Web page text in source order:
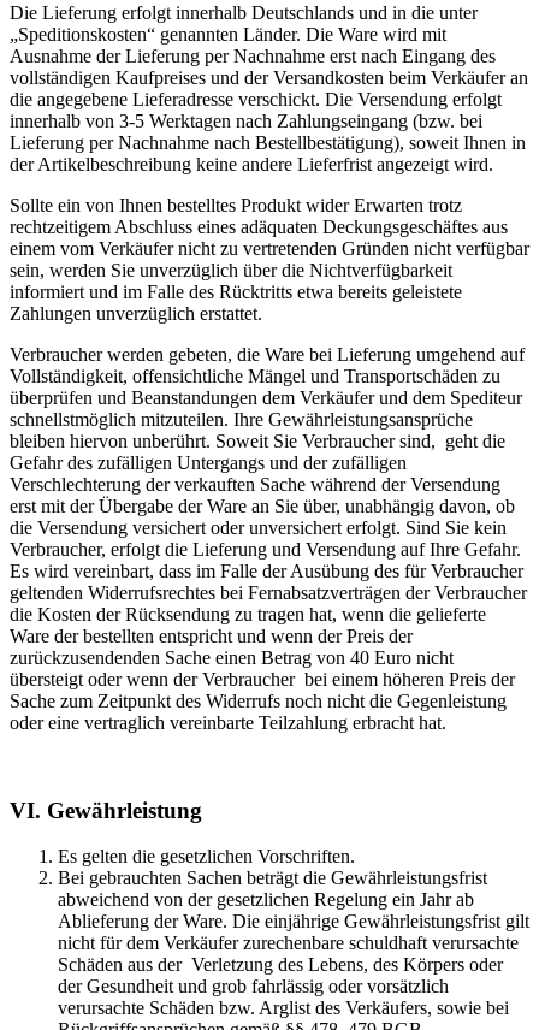
Die Lieferung erfolgt innerhalb Deutschlands und in die unter
„Speditionskosten“ genannten Länder. Die Ware wird mit
Ausnahme der Lieferung per Nachnahme erst nach Eingang des
vollständigen Kaufpreises und der Versandkosten beim Verkäufer an
die angegebene Lieferadresse verschickt. Die Versendung erfolgt
innerhalb von 3-5 Werktagen nach Zahlungseingang (bzw. bei
Lieferung per Nachnahme nach Bestellbestätigung), soweit Ihnen in
der Artikelbeschreibung keine andere Lieferfrist angezeigt wird.
Sollte ein von Ihnen bestelltes Produkt wider Erwarten trotz
rechtzeitigem Abschluss eines adäquaten Deckungsgeschäftes aus
einem vom Verkäufer nicht zu vertretenden Gründen nicht verfügbar
sein, werden Sie unverzüglich über die Nichtverfügbarkeit
informiert und im Falle des Rücktritts etwa bereits geleistete
Zahlungen unverzüglich erstattet.
Verbraucher werden gebeten, die Ware bei Lieferung umgehend auf
Vollständigkeit, offensichtliche Mängel und Transportschäden zu
überprüfen und Beanstandungen dem Verkäufer und dem Spediteur
schnellstmöglich mitzuteilen. Ihre Gewährleistungsansprüche
bleiben hiervon unberührt. Soweit Sie Verbraucher sind, geht die
Gefahr des zufälligen Untergangs und der zufälligen
Verschlechterung der verkauften Sache während der Versendung
erst mit der Übergabe der Ware an Sie über, unabhängig davon, ob
die Versendung versichert oder unversichert erfolgt. Sind Sie kein
Verbraucher, erfolgt die Lieferung und Versendung auf Ihre Gefahr.
Es wird vereinbart, dass im Falle der Ausübung des für Verbraucher
geltenden Widerrufsrechtes bei Fernabsatzverträgen der Verbraucher
die Kosten der Rücksendung zu tragen hat, wenn die gelieferte
Ware der bestellten entspricht und wenn der Preis der
zurückzusendenden Sache einen Betrag von 40 Euro nicht
übersteigt oder wenn der Verbraucher bei einem höheren Preis der
Sache zum Zeitpunkt des Widerrufs noch nicht die Gegenleistung
oder eine vertraglich vereinbarte Teilzahlung erbracht hat.
VI. Gewährleistung
Es gelten die gesetzlichen Vorschriften.
Bei gebrauchten Sachen beträgt die Gewährleistungsfrist
abweichend von der gesetzlichen Regelung ein Jahr ab
Ablieferung der Ware. Die einjährige Gewährleistungsfrist gilt
nicht für dem Verkäufer zurechenbare schuldhaft verursachte
Schäden aus der Verletzung des Lebens, des Körpers oder
der Gesundheit und grob fahrlässig oder vorsätzlich
verursachte Schäden bzw. Arglist des Verkäufers, sowie bei